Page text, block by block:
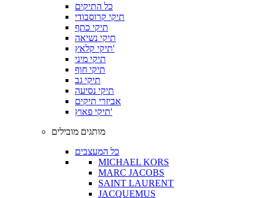
כל התיקים
תיקי קרוסבודי
תיקי כתף
תיקי נשיאה
תיקי קלאץ'
תיקי מיני
תיקי חוף
תיקי גב
תיקי נסיעה
אביזרי תיקים
תיקי פאוץ'
מותגים מובילים
כל המעצבים
MICHAEL KORS
MARC JACOBS
SAINT LAURENT
JACQUEMUS